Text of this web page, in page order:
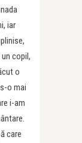
iar
copil,
o
o mai
i-am
care